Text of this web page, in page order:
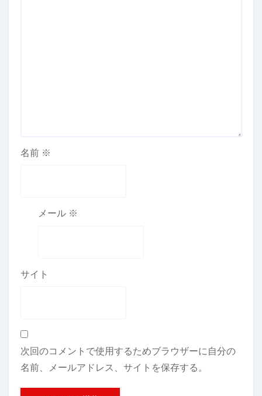
名前 ※
メール ※
サイト
次回のコメントで使用するためブラウザーに自分の
名前、メールアドレス、サイトを保存する。